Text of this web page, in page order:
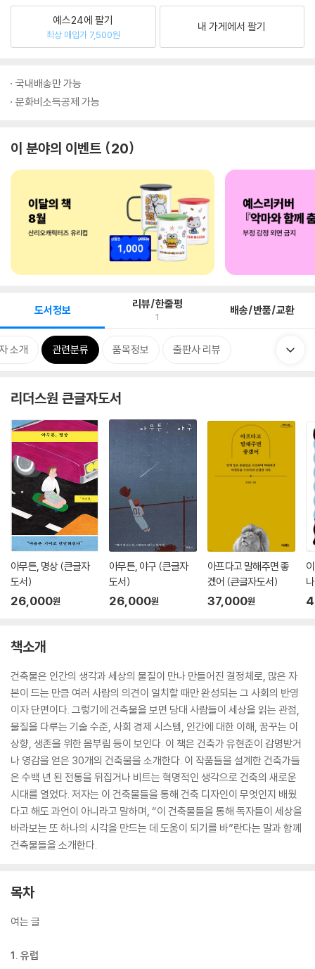
예스24에 팔기
최상 매입가 7,500원
내 가게에서 팔기
국내배송만 가능
문화비소득공제 가능
이 분야의 이벤트 20
도서정보 리뷰/한줄평
1 배송/반품/교환
소개 관련분류 품목정보 출판사 리뷰
리더스원 큰글자도서
아무튼, 명상 (큰글자
도서)
26,000원
아무튼, 야구 (큰글자
도서)
26,000원
아프다고 말해주면 좋
겠어 (큰글자도서)
37,000원
책소개
건축물은 인간의 생각과 세상의 물질이 만나 만들어진 결정체로, 많은 자
본이 드는 만큼 여러 사람의 의견이 일치할 때만 완성되는 그 사회의 반영
이자 단면이다. 그렇기에 건축물을 보면 당대 사람들이 세상을 읽는 관점,
물질을 다루는 기술 수준, 사회 경제 시스템, 인간에 대한 이해, 꿈꾸는 이
상향, 생존을 위한 몸부림 등이 보인다. 이 책은 건축가 유현준이 감명받거
나 영감을 얻은 30개의 건축물을 소개한다. 이 작품들을 설계한 건축가들
은 수백 년 된 전통을 뒤집거나 비트는 혁명적인 생각으로 건축의 새로운
시대를 열었다. 저자는 이 건축물들을 통해 건축 디자인이 무엇인지 배웠
다고 해도 과언이 아니라고 말하며, “이 건축물들을 통해 독자들이 세상을
바라보는 또 하나의 시각을 만드는 데 도움이 되기를 바”란다는 말과 함께
건축물들을 소개한다.
목차
여는 글
1. 유럽